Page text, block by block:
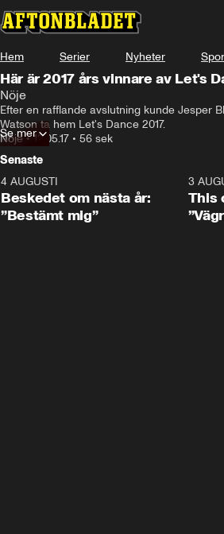
Hem Serier Nyheter
Här är 2017 års vinnare av Let's
Nöje
Efter en rafflande avslutning kunde Jesper
Watson ta hem Let's Dance 2017.
Nöje•12.05.17 • 56 sek
Se mer
Senaste
4 AUGUSTI
Beskedet om nästa år:
”Bestämt mig”
3
This